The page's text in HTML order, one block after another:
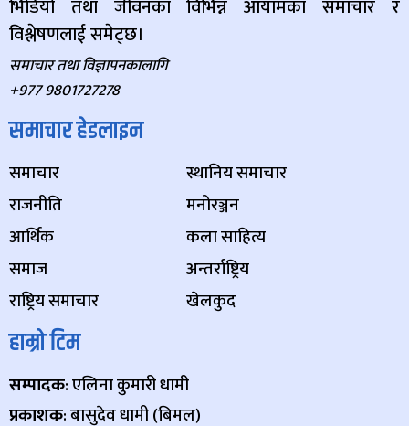
भिडियो तथा जीवनका विभिन्न आयामका समाचार र
विश्लेषणलाई समेट्छ।
समाचार तथा विज्ञापनकालागि
+977 9801727278
समाचार हेडलाइन
समाचार
राजनीति
आर्थिक
समाज
राष्ट्रिय समाचार
स्थानिय समाचार
मनोरञ्जन
कला साहित्य
अन्तर्राष्ट्रिय
खेलकुद
हाम्रो टिम
सम्पादक: एलिना कुमारी धामी
प्रकाशक: बासुदेव धामी (बिमल)